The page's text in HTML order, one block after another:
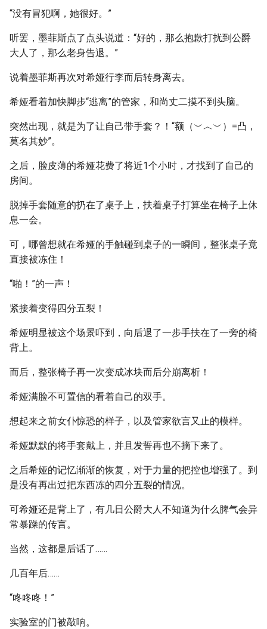
“没有冒犯啊，她很好。”
听罢，墨菲斯点了点头说道：“好的，那么抱歉打扰到公爵
大人了，那么老身告退。”
说着墨菲斯再次对希娅行李而后转身离去。
希娅看着加快脚步“逃离”的管家，和尚丈二摸不到头脑。
突然出现，就是为了让自己带手套？！“额（︶︿︶）=凸，
莫名其妙”。
之后，脸皮薄的希娅花费了将近1个小时，才找到了自己的
房间。
脱掉手套随意的扔在了桌子上，扶着桌子打算坐在椅子上休
息一会。
可，哪曾想就在希娅的手触碰到桌子的一瞬间，整张桌子竟
直接被冻住！
“啪！”的一声！
紧接着变得四分五裂！
希娅明显被这个场景吓到，向后退了一步手扶在了一旁的椅
背上。
而后，整张椅子再一次变成冰块而后分崩离析！
希娅满脸不可置信的看着自己的双手。
想起来之前女仆惊恐的样子，以及管家欲言又止的模样。
希娅默默的将手套戴上，并且发誓再也不摘下来了。
之后希娅的记忆渐渐的恢复，对于力量的把控也增强了。到
是没有再出过把东西冻的四分五裂的情况。
可希娅还是背上了，有几日公爵大人不知道为什么脾气会异
常暴躁的传言。
当然，这都是后话了……
几百年后……
“咚咚咚！”
实验室的门被敲响。